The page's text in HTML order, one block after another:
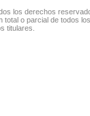
los derechos
total o parcial de todos
titulares.